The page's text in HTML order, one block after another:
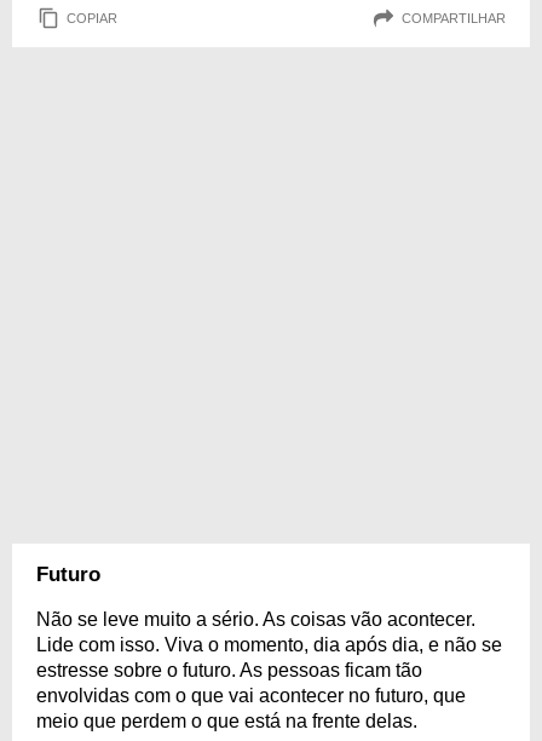
COPIAR COMPARTILHAR
Futuro
Não se leve muito a sério. As coisas vão acontecer.
Lide com isso. Viva o momento, dia após dia, e não se
estresse sobre o futuro. As pessoas ficam tão
envolvidas com o que vai acontecer no futuro, que
meio que perdem o que está na frente delas.